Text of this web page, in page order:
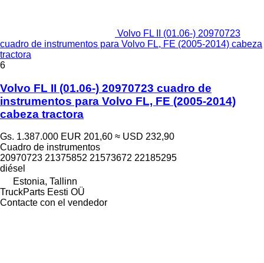
Volvo FL II (01.06-) 20970723
cuadro de instrumentos para Volvo FL, FE (2005-2014) cabeza
tractora
6
Volvo FL II (01.06-) 20970723 cuadro de
instrumentos para Volvo FL, FE (2005-2014)
cabeza tractora
Gs. 1.387.000 EUR 201,60 ≈ USD 232,90
Cuadro de instrumentos
20970723 21375852 21573672 22185295
diésel
Estonia, Tallinn
TruckParts Eesti OÜ
Contacte con el vendedor